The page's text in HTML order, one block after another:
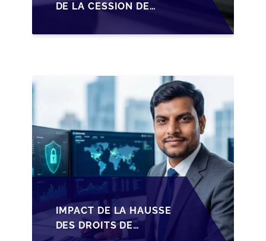
DE LA CESSION DE
LES DIRIGEANTS DE
IMPACT DE LA HAUSSE
DES DROITS DE